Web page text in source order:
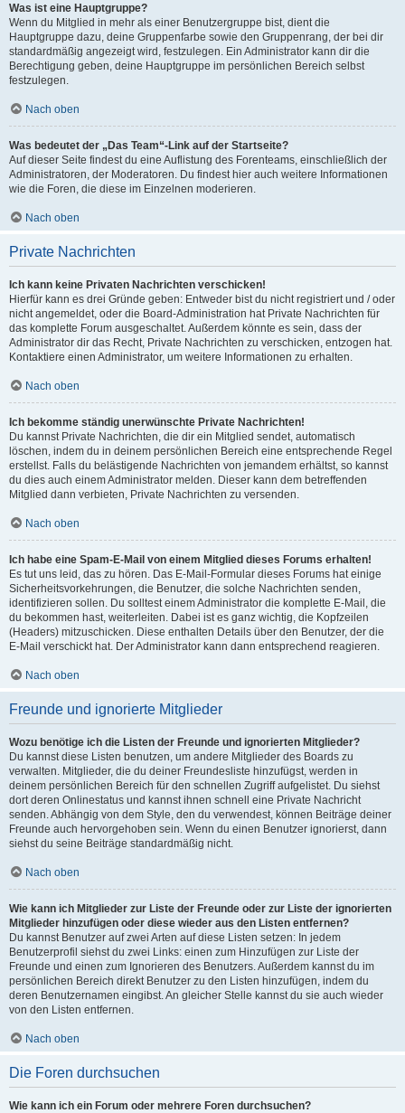
Was ist eine Hauptgruppe?
Wenn du Mitglied in mehr als einer Benutzergruppe bist, dient die
Hauptgruppe dazu, deine Gruppenfarbe sowie den Gruppenrang, der bei dir
standardmäßig angezeigt wird, festzulegen. Ein Administrator kann dir die
Berechtigung geben, deine Hauptgruppe im persönlichen Bereich selbst
festzulegen.
Nach oben
Was bedeutet der „Das Team“-Link auf der Startseite?
Auf dieser Seite findest du eine Auflistung des Forenteams, einschließlich der
Administratoren, der Moderatoren. Du findest hier auch weitere Informationen
wie die Foren, die diese im Einzelnen moderieren.
Nach oben
Private Nachrichten
Ich kann keine Privaten Nachrichten verschicken!
Hierfür kann es drei Gründe geben: Entweder bist du nicht registriert und / oder
nicht angemeldet, oder die Board-Administration hat Private Nachrichten für
das komplette Forum ausgeschaltet. Außerdem könnte es sein, dass der
Administrator dir das Recht, Private Nachrichten zu verschicken, entzogen hat.
Kontaktiere einen Administrator, um weitere Informationen zu erhalten.
Nach oben
Ich bekomme ständig unerwünschte Private Nachrichten!
Du kannst Private Nachrichten, die dir ein Mitglied sendet, automatisch
löschen, indem du in deinem persönlichen Bereich eine entsprechende Regel
erstellst. Falls du belästigende Nachrichten von jemandem erhältst, so kannst
du dies auch einem Administrator melden. Dieser kann dem betreffenden
Mitglied dann verbieten, Private Nachrichten zu versenden.
Nach oben
Ich habe eine Spam-E-Mail von einem Mitglied dieses Forums erhalten!
Es tut uns leid, das zu hören. Das E-Mail-Formular dieses Forums hat einige
Sicherheitsvorkehrungen, die Benutzer, die solche Nachrichten senden,
identifizieren sollen. Du solltest einem Administrator die komplette E-Mail, die
du bekommen hast, weiterleiten. Dabei ist es ganz wichtig, die Kopfzeilen
(Headers) mitzuschicken. Diese enthalten Details über den Benutzer, der die
E-Mail verschickt hat. Der Administrator kann dann entsprechend reagieren.
Nach oben
Freunde und ignorierte Mitglieder
Wozu benötige ich die Listen der Freunde und ignorierten Mitglieder?
Du kannst diese Listen benutzen, um andere Mitglieder des Boards zu
verwalten. Mitglieder, die du deiner Freundesliste hinzufügst, werden in
deinem persönlichen Bereich für den schnellen Zugriff aufgelistet. Du siehst
dort deren Onlinestatus und kannst ihnen schnell eine Private Nachricht
senden. Abhängig von dem Style, den du verwendest, können Beiträge deiner
Freunde auch hervorgehoben sein. Wenn du einen Benutzer ignorierst, dann
siehst du seine Beiträge standardmäßig nicht.
Nach oben
Wie kann ich Mitglieder zur Liste der Freunde oder zur Liste der ignorierten
Mitglieder hinzufügen oder diese wieder aus den Listen entfernen?
Du kannst Benutzer auf zwei Arten auf diese Listen setzen: In jedem
Benutzerprofil siehst du zwei Links: einen zum Hinzufügen zur Liste der
Freunde und einen zum Ignorieren des Benutzers. Außerdem kannst du im
persönlichen Bereich direkt Benutzer zu den Listen hinzufügen, indem du
deren Benutzernamen eingibst. An gleicher Stelle kannst du sie auch wieder
von den Listen entfernen.
Nach oben
Die Foren durchsuchen
Wie kann ich ein Forum oder mehrere Foren durchsuchen?